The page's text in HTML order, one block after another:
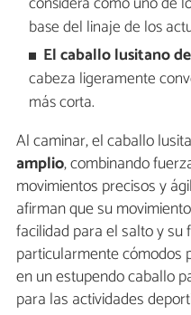
base del linaje de los
El caballo lusitano
cabeza ligeramente
más corta.
Al caminar, el caballo
amplio, combinando
movimientos precisos y
afirman que su
facilidad para el salto y su
particularmente cómodos
en un estupendo caballo
para las actividades